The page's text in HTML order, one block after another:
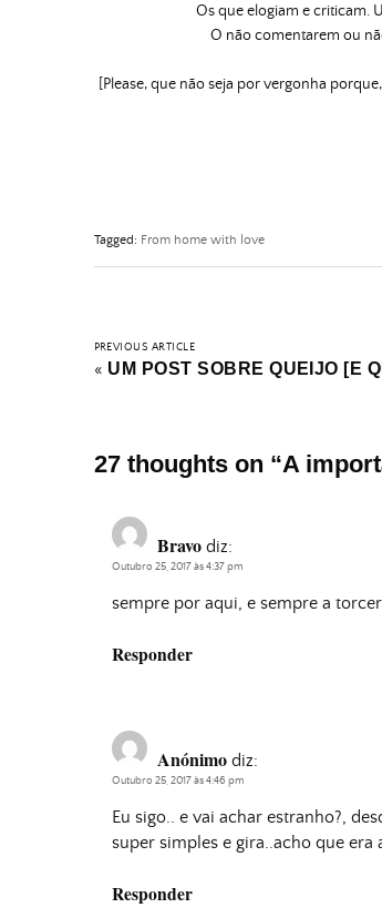
Os que elogiam e criticam.
O não comentarem ou
[Please, que não seja por vergonha
Tagged: From home with love
PREVIOUS ARTICLE
« UM POST SOBRE QUEIJO [E
27 thoughts on “A
Bravo diz:
Outubro 25, 2017 às 4:37 pm
sempre por aqui, e sempre a
Responder
Anónimo diz:
Outubro 25, 2017 às 4:46 pm
Eu sigo.. e vai achar estranho?,
super simples e gira..acho que era
Responder